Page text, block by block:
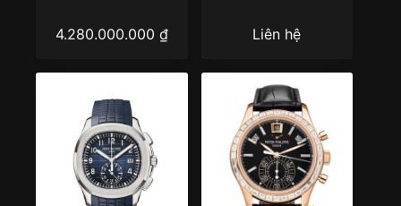
nâu 5164R-001
4.280.000.000 ₫ Liên hệ